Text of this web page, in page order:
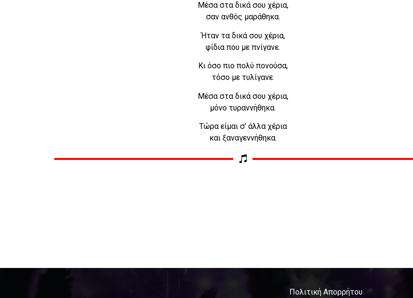
Μέσα στα δικά σου χέρια,
σαν ανθός μαράθηκα.
Ήταν τα δικά σου χέρια,
φίδια που με πνίγανε.
Κι όσο πιο πολύ πονούσα,
τόσο με τυλίγανε.
Μέσα στα δικά σου χέρια,
μόνο τυραννήθηκα.
Τώρα είμαι σ’ άλλα χέρια
και ξαναγεννήθηκα.
Πολιτική Απορρήτου